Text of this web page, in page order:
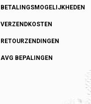
BETALINGSMOGELIJKHEDEN
VERZENDKOSTEN
RETOURZENDINGEN
AVG BEPALINGEN